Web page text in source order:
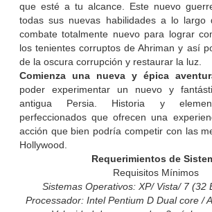
que esté a tu alcance. Este nuevo
todas sus nuevas habilidades a lo largo
combate totalmente nuevo para lograr
los tenientes corruptos de Ahriman y así
de la oscura corrupción y restaurar la luz.
Comienza una nueva y épica
poder experimentar un nuevo y
antigua Persia. Historia y
perfeccionados que ofrecen una
acción que bien podría competir con las
Hollywood.
Requerimientos de
Requisitos Mínimos
Sistemas Operativos: XP/ Vista/ 7 (32
Processador: Intel Pentium D Dual core /